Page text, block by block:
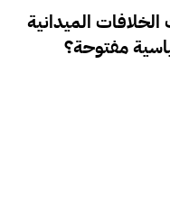
الميدانية
مفتوحة؟